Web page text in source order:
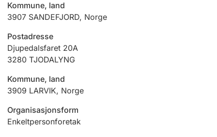
Ektepaktrettleiaren
Kommune, land
3907 SANDEFJORD, Norge
Postadresse
Djupedalsfaret 20A
3280 TJODALYNG
Kommune, land
3909 LARVIK, Norge
Organisasjonsform
Enkeltpersonforetak